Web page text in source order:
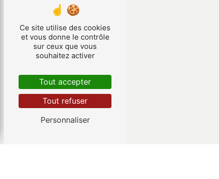
Ce site utilise des cookies
et vous donne le contrôle
sur ceux que vous
souhaitez activer
Tout accepter
Tout refuser
Personnaliser